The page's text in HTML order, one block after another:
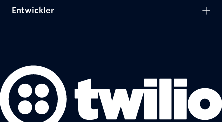
Entwickler